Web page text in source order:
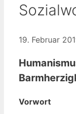
19. Februar
Vorwort